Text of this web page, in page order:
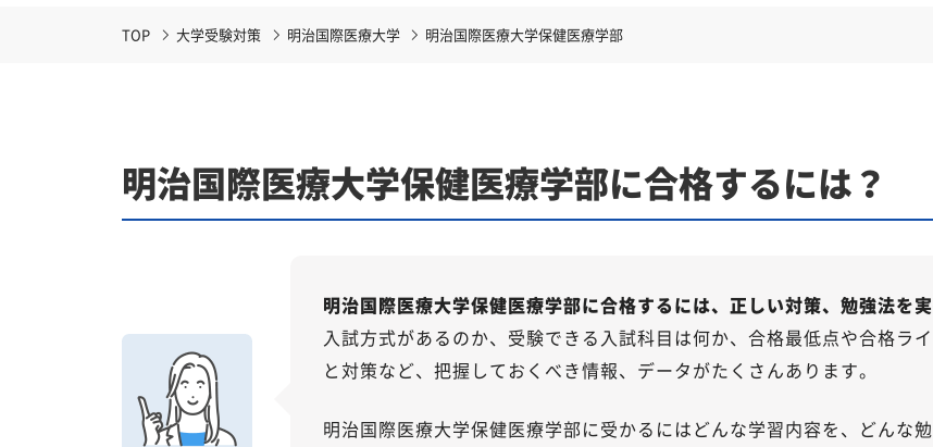
TOP 大学受験対策 明治国際医療大学 明治国際医療大学保健医療学部
明治国際医療大学保健医療学部に合格するには？
明治国際医療大学保健医療学部に合格するには、正しい対策、勉強法を
入試方式があるのか、受験できる入試科目は何か、合格最低点や合格ラ
と対策など、把握しておくべき情報、データがたくさんあります。
明治国際医療大学保健医療学部に受かるにはどんな学習内容を、どんな